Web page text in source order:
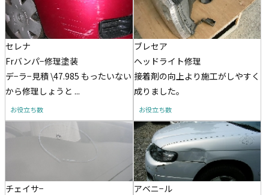
セレナ
Frバンパ−修理塗装
デ−ラ−見積 \47.985 もったいない
から修理しょうと ...
お役立ち数
ブレセア
ヘッドライト修理
接着剤の向上より施工がしやすく
成りました。
お役立ち数
チェイサ−
アベニ−ル